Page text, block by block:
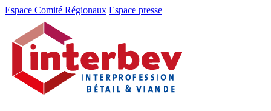
Aller
Aller
contenu
Espace Comité Régionaux Espace presse